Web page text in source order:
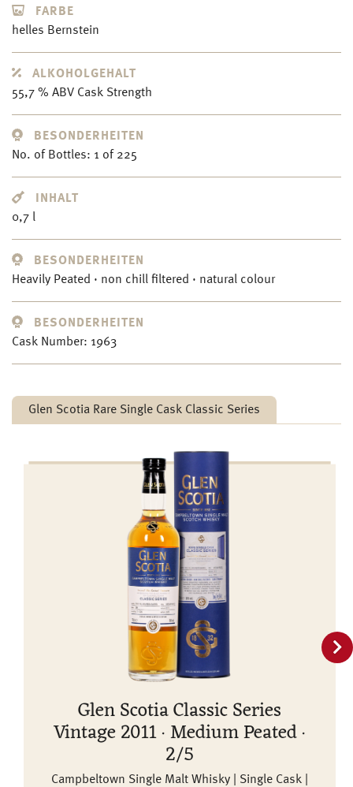
FARBE
helles Bernstein
ALKOHOLGEHALT
55,7 % ABV Cask Strength
BESONDERHEITEN
No. of Bottles: 1 of 225
INHALT
0,7 l
BESONDERHEITEN
Heavily Peated · non chill filtered · natural colour
BESONDERHEITEN
Cask Number: 1963
Glen Scotia Rare Single Cask Classic Series
Glen Scotia Classic Series
Vintage 2011 · Medium Peated ·
2/5
Campbeltown Single Malt Whisky | Single Cask |